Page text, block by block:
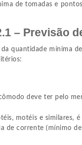
de tomadas e
– Previsão
quantidade mínima
deve ter pelo
motéis e similares,
de corrente (mínimo